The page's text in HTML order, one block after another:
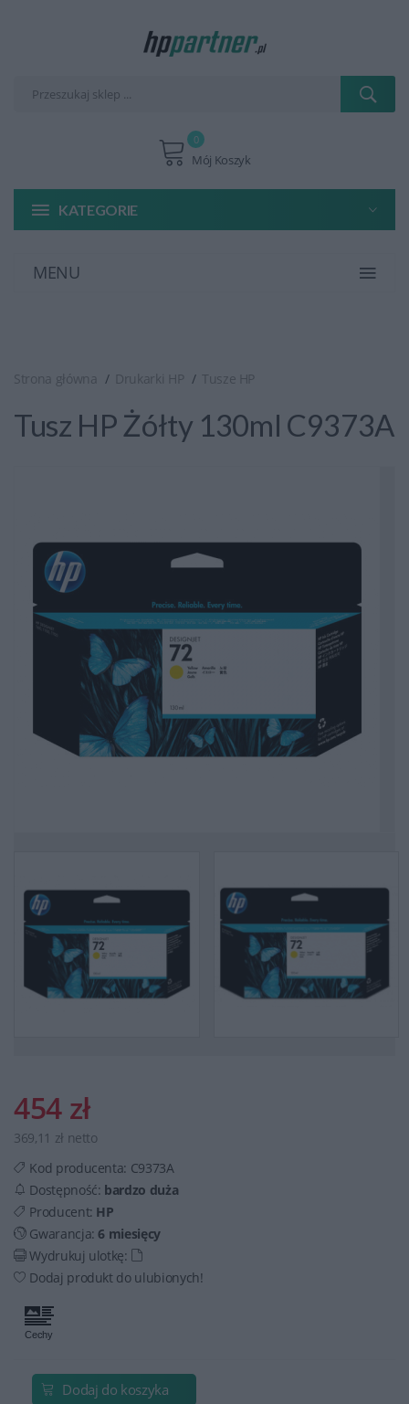
Mój Koszyk
0
KATEGORIE
MENU
Strona główna Drukarki HP Tusze HP
Tusz HP Żółty 130ml C9373A
454 zł
369,11 zł netto
Kod producenta: C9373A
Dostępność: bardzo duża
Producent: HP
Gwarancja:6 miesięcy
Wydrukuj ulotkę:
Dodaj produkt do ulubionych!
Dodaj do koszyka